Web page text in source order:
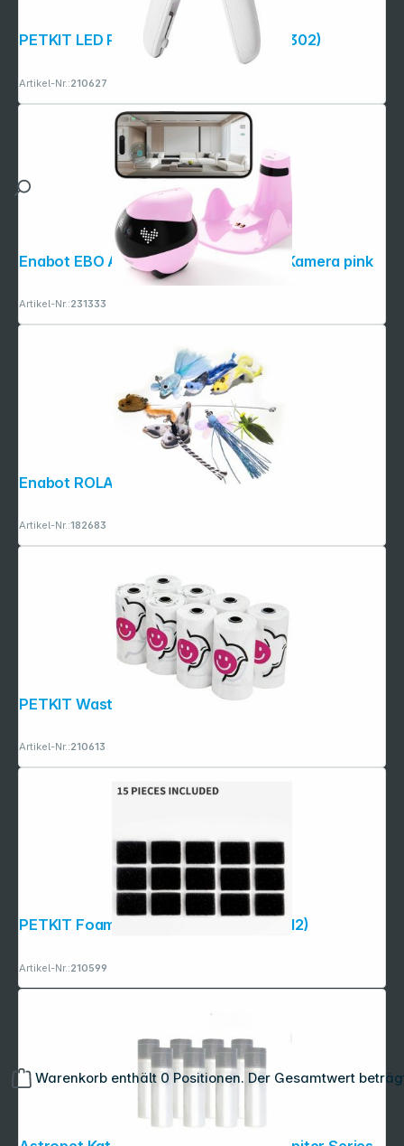
Warenkorb enthält 0 Positionen. Der Gesamtwert
PETKIT LED Pet Nail Clipper PRO (PK2302)
Artikel-Nr.:210627
Enabot EBO Air 2 Haustierroboter 2K Kamera pink
Artikel-Nr.:231333
Enabot ROLA Mini Cat Teaser
Artikel-Nr.:182683
PETKIT Waste Bag Refill-8 rolls
Artikel-Nr.:210613
PETKIT Foam Filter Replacement (P4112)
Artikel-Nr.:210599